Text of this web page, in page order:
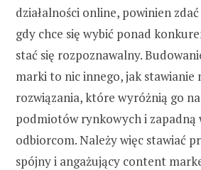
działalności online, powinien
gdy chce się wybić ponad
stać się rozpoznawalny.
marki to nic innego, jak stawianie
rozwiązania, które wyróżnią go
podmiotów rynkowych i zapadną
odbiorcom. Należy więc stawiać
spójny i angażujący content